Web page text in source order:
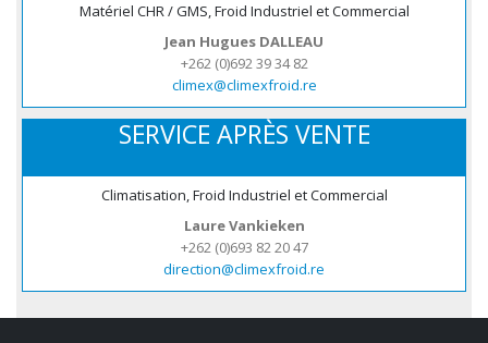
Matériel CHR / GMS, Froid Industriel et Commercial
Jean Hugues DALLEAU
+262 (0)692 39 34 82
climex@climexfroid.re
SERVICE APRÈS VENTE
Climatisation, Froid Industriel et Commercial
Laure Vankieken
+262 (0)693 82 20 47
direction@climexfroid.re